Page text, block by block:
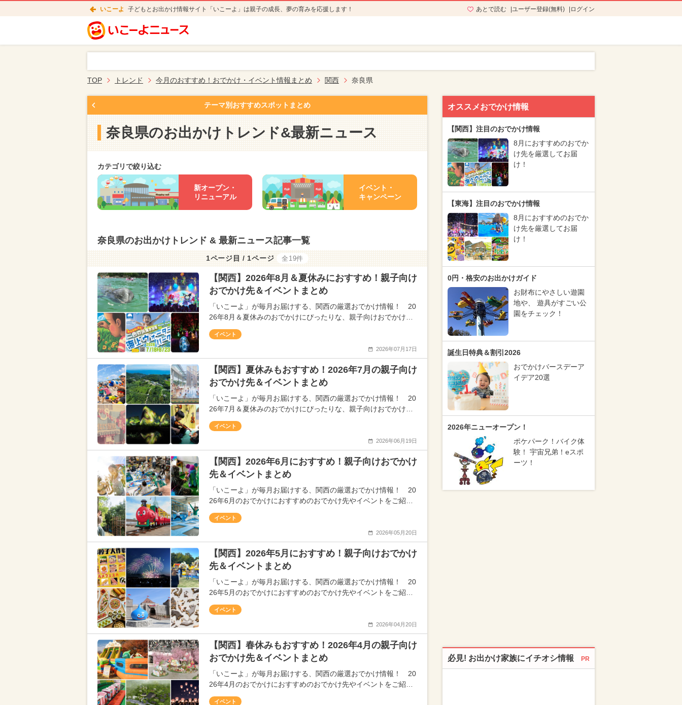
いこーよ 子どもとお出かけ情報サイト「いこーよ」は親子の成長、夢の育みを応援します！ あとで読む ユーザー登録(無料) ログイン
TOP トレンド 今月のおすすめ！おでかけ・イベント情報まとめ 関西 奈良県
テーマ別おすすめスポットまとめ
奈良県のお出かけトレンド&最新ニュース
カテゴリで絞り込む
新オープン・
リニューアル
イベント・
キャンペーン
奈良県のお出かけトレンド & 最新ニュース記事一覧
1ページ目 / 1ページ 全19件
【関西】2026年8月＆夏休みにおすすめ！親子向け
おでかけ先＆イベントまとめ
「いこーよ」が毎月お届けする、関西の厳選おでかけ情報！ 20
26年8月＆夏休みのおでかけにぴったりな、親子向けおでかけ…
イベント
2026年07月17日
【関西】夏休みもおすすめ！2026年7月の親子向け
おでかけ先＆イベントまとめ
「いこーよ」が毎月お届けする、関西の厳選おでかけ情報！ 20
26年7月＆夏休みのおでかけにぴったりな、親子向けおでかけ…
イベント
2026年06月19日
【関西】2026年6月におすすめ！親子向けおでかけ
先＆イベントまとめ
「いこーよ」が毎月お届けする、関西の厳選おでかけ情報！ 20
26年6月のおでかけにおすすめのおでかけ先やイベントをご紹…
イベント
2026年05月20日
【関西】2026年5月におすすめ！親子向けおでかけ
先＆イベントまとめ
「いこーよ」が毎月お届けする、関西の厳選おでかけ情報！ 20
26年5月のおでかけにおすすめのおでかけ先やイベントをご紹…
イベント
2026年04月20日
【関西】春休みもおすすめ！2026年4月の親子向け
おでかけ先＆イベントまとめ
「いこーよ」が毎月お届けする、関西の厳選おでかけ情報！ 20
26年4月のおでかけにおすすめのおでかけ先やイベントをご紹…
イベント
オススメおでかけ情報
【関西】注目のおでかけ情報
8月におすすめのおでか
け先を厳選してお届
け！
【東海】注目のおでかけ情報
8月におすすめのおでか
け先を厳選してお届
け！
0円・格安のお出かけガイド
お財布にやさしい遊園
地や、 遊具がすごい公
園をチェック！
誕生日特典＆割引2026
おでかけバースデーア
イデア20選
2026年ニューオープン！
ポケパーク！バイク体
験！ 宇宙兄弟！eスポ
ーツ！
必見! お出かけ家族にイチオシ情報 PR